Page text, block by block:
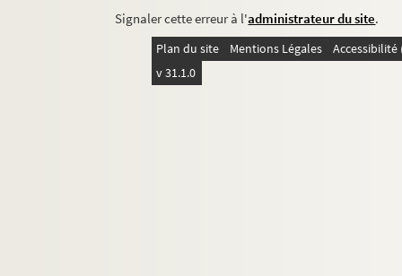
Signaler cette erreur à l'administrateur du site.
Plan du site Mentions Légales
v 31.1.0